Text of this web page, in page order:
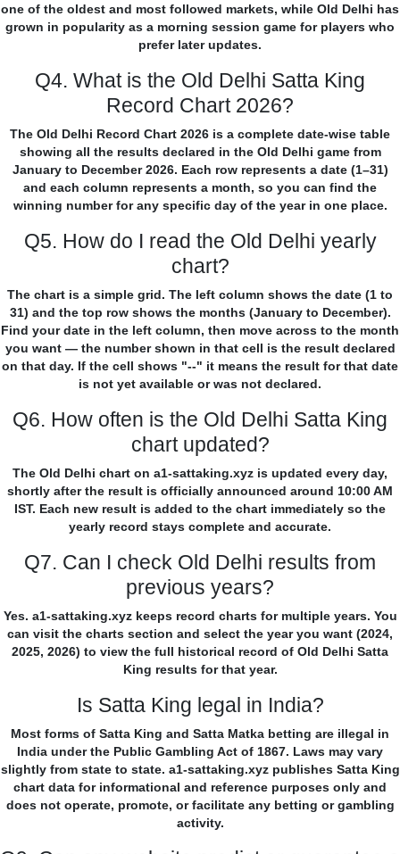
one of the oldest and most followed markets, while Old Delhi has
grown in popularity as a morning session game for players who
prefer later updates.
Q4. What is the Old Delhi Satta King
Record Chart 2026?
The Old Delhi Record Chart 2026 is a complete date-wise table
showing all the results declared in the Old Delhi game from
January to December 2026. Each row represents a date (1–31)
and each column represents a month, so you can find the
winning number for any specific day of the year in one place.
Q5. How do I read the Old Delhi yearly
chart?
The chart is a simple grid. The left column shows the date (1 to
31) and the top row shows the months (January to December).
Find your date in the left column, then move across to the month
you want — the number shown in that cell is the result declared
on that day. If the cell shows "--" it means the result for that date
is not yet available or was not declared.
Q6. How often is the Old Delhi Satta King
chart updated?
The Old Delhi chart on a1-sattaking.xyz is updated every day,
shortly after the result is officially announced around 10:00 AM
IST. Each new result is added to the chart immediately so the
yearly record stays complete and accurate.
Q7. Can I check Old Delhi results from
previous years?
Yes. a1-sattaking.xyz keeps record charts for multiple years. You
can visit the charts section and select the year you want (2024,
2025, 2026) to view the full historical record of Old Delhi Satta
King results for that year.
Is Satta King legal in India?
Most forms of Satta King and Satta Matka betting are illegal in
India under the Public Gambling Act of 1867. Laws may vary
slightly from state to state. a1-sattaking.xyz publishes Satta King
chart data for informational and reference purposes only and
does not operate, promote, or facilitate any betting or gambling
activity.